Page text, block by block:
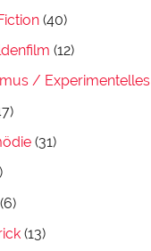
(40)
(12)
/ Experimentelles
(31)
(6)
(13)